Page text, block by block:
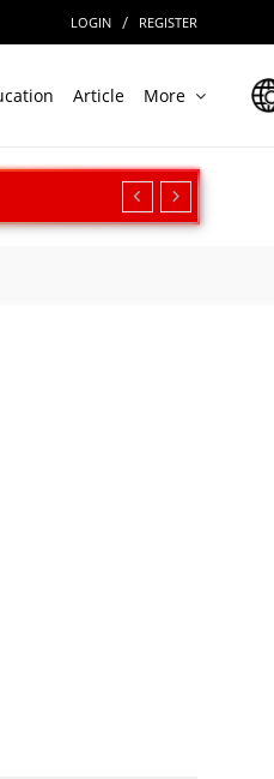
LOGIN / REGISTER
Article More